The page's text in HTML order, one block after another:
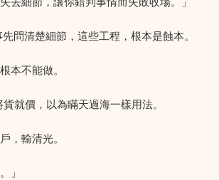
先問清楚細節，這些工程，根本是蝕本。
本不能做。
就價，以為瞞天過海一樣用法。
，輸清光。
」